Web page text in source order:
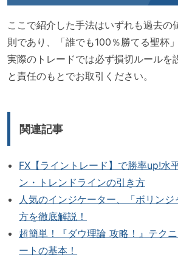
ここで紹介した手法はいずれも過去の
則であり、「誰でも100％勝てる聖杯
実際のトレードでは必ず損切ルールを
と責任のもとでお取引ください。
関連記事
FX【ライントレード】で勝率up!水
ン・トレンドラインの引き方
人気のインジケーター、「ボリン
方を徹底解説！
超簡単！『ダウ理論 攻略！』テク
ートの基本！